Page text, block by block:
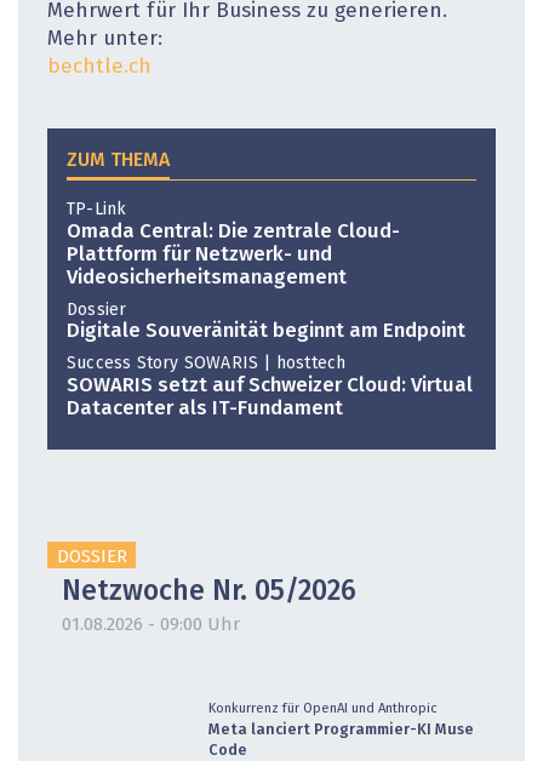
Mehrwert für Ihr Business zu generieren.
Mehr unter:
bechtle.ch
ZUM THEMA
TP-Link
Omada Central: Die zentrale Cloud-
Plattform für Netzwerk- und
Videosicherheitsmanagement
Dossier
Digitale Souveränität beginnt am Endpoint
Success Story SOWARIS | hosttech
SOWARIS setzt auf Schweizer Cloud: Virtual
Datacenter als IT-Fundament
DOSSIER
Netzwoche Nr. 05/2026
01.08.2026 - 09:00 Uhr
Konkurrenz für OpenAI und Anthropic
Meta lanciert Programmier-KI Muse
Code